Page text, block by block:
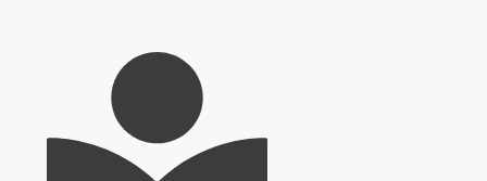
Sie mir heute bitte ein paar ganz persönliche Worte. Ich
die anderen sprechen über die